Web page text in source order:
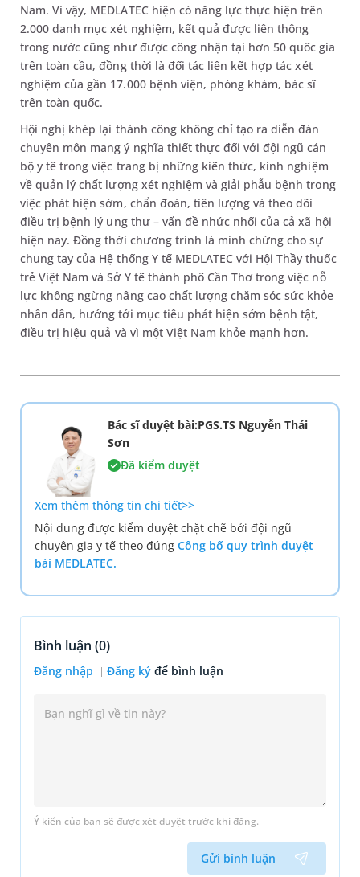
Nam. Vì vậy, MEDLATEC hiện có năng lực thực hiện trên
2.000 danh mục xét nghiệm, kết quả được liên thông
trong nước cũng như được công nhận tại hơn 50 quốc gia
trên toàn cầu, đồng thời là đối tác liên kết hợp tác xét
nghiệm của gần 17.000 bệnh viện, phòng khám, bác sĩ
trên toàn quốc.
Hội nghị khép lại thành công không chỉ tạo ra diễn đàn
chuyên môn mang ý nghĩa thiết thực đối với đội ngũ cán
bộ y tế trong việc trang bị những kiến thức, kinh nghiệm
về quản lý chất lượng xét nghiệm và giải phẫu bệnh trong
việc phát hiện sớm, chẩn đoán, tiên lượng và theo dõi
điều trị bệnh lý ung thư – vấn đề nhức nhối của cả xã hội
hiện nay. Đồng thời chương trình là minh chứng cho sự
chung tay của Hệ thống Y tế MEDLATEC với Hội Thầy thuốc
trẻ Việt Nam và Sở Y tế thành phố Cần Thơ trong việc nỗ
lực không ngừng nâng cao chất lượng chăm sóc sức khỏe
nhân dân, hướng tới mục tiêu phát hiện sớm bệnh tật,
điều trị hiệu quả và vì một Việt Nam khỏe mạnh hơn.
Bác sĩ duyệt bài:PGS.TS Nguyễn Thái
Sơn
Đã kiểm duyệt
Xem thêm thông tin chi tiết>>
Nội dung được kiểm duyệt chặt chẽ bởi đội ngũ
chuyên gia y tế theo đúng Công bố quy trình duyệt
bài MEDLATEC.
Bình luận (0)
Đăng nhập Đăng ký để bình luận
Ý kiến của bạn sẽ được xét duyệt trước khi đăng.
Gửi bình luận